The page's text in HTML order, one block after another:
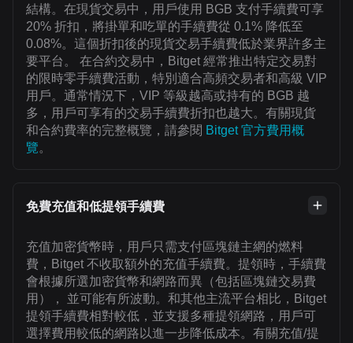
結構。在現貨交易中，用戶使用 BGB 支付手續費可享
20% 折扣，將掛單和吃單的手續費從 0.1% 降低至
0.08%。這個折扣後的現貨交易手續費低於業界許多主
要平台。 在合約交易中，Bitget 經常推出特定交易對
的限時零手續費活動，特別適合高頻交易者和高級 VIP
用戶。通常情況下，VIP 等級越高或持有的 BGB 越
多，用戶可享有的交易手續費折扣也越大。有關現貨
和合約費率的完整概覽，請參閱 Bitget 官方費用概
覽。
免費充值和低提領手續費
充值加密貨幣時，用戶只需支付區塊鏈主網的燃料
費，Bitget 不收取額外的充值手續費。提領時，手續費
會根據所選加密貨幣和網路而異（包括區塊鏈交易費
用）， 並可能有所波動。和其他主流平台相比，Bitget
提領手續費相對較低，並支援多種提領網路，用戶可
選擇費用較低的網路以進一步降低成本。有關充值/提